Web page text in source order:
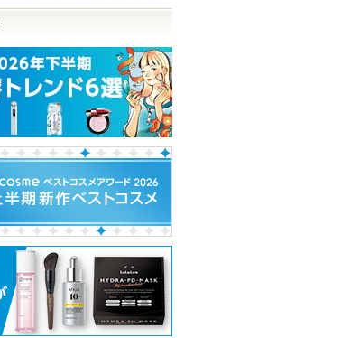
スキンクリア クレンズ
オイル アロマタイプ リ
フレシングシトラスの香
り
アテニア
お知らせがあり
ます
ショッピン
スキンパワー リニュー
クリーム
SK-II
SK-IIからのお知
らせがあります
ショッピン